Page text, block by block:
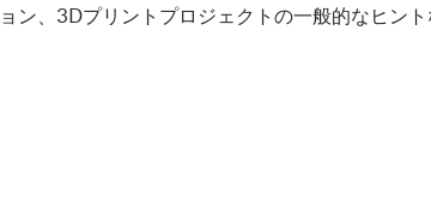
、3Dプリントプロジェクトの一般的なヒント